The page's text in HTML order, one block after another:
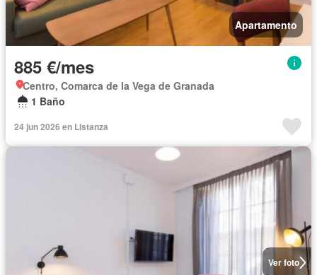
Apartamento
885 €/mes
Centro, Comarca de la Vega de Granada
1 Baño
24 jun 2026 en Listanza
Ver foto